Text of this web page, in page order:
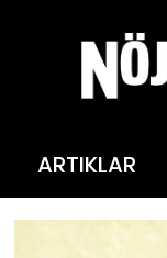
ARTIKLAR